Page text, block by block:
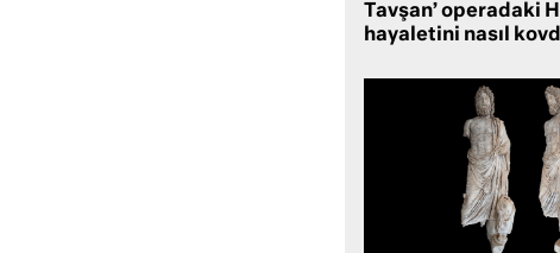
Tavşan’ operadaki
hayaletini nasıl